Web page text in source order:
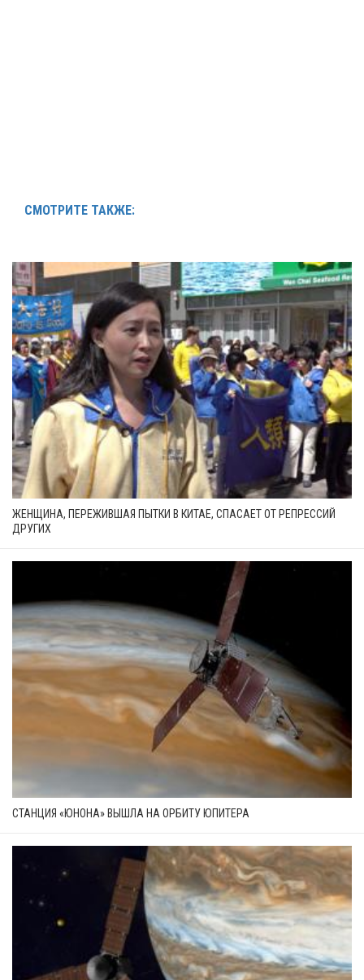
СМОТРИТЕ ТАКЖЕ:
ЖЕНЩИНА, ПЕРЕЖИВШАЯ ПЫТКИ В КИТАЕ, СПАСАЕТ ОТ РЕПРЕССИЙ
ДРУГИХ
СТАНЦИЯ «ЮНОНА» ВЫШЛА НА ОРБИТУ ЮПИТЕРА